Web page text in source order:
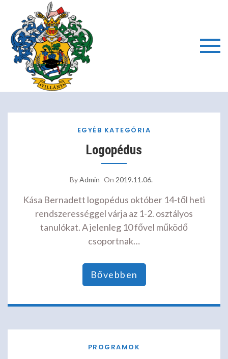
content
Villányi
Iskola
Iskola
EGYÉB KATEGÓRIA
Logopédus
ByAdmin On 2019.11.06.
Kása Bernadett logopédus október 14-től heti
rendszerességgel várja az 1-2. osztályos
tanulókat. A jelenleg 10 fővel működő
csoportnak…
Bővebben
PROGRAMOK